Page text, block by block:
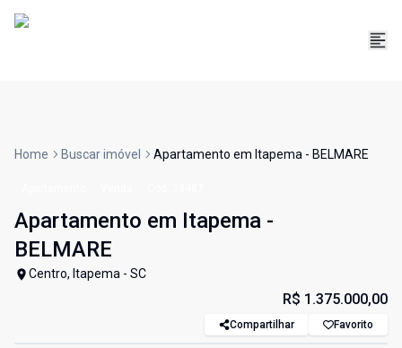
Home Buscar imóvel Apartamento em Itapema - BELMARE
Apartamento em Itapema -
BELMARE
Centro, Itapema - SC
R$ 1.375.000,00
Compartilhar Favorito